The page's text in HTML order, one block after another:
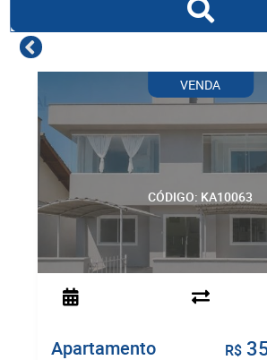
CÓDIGO: KA10063
VENDA
Apartamento R$